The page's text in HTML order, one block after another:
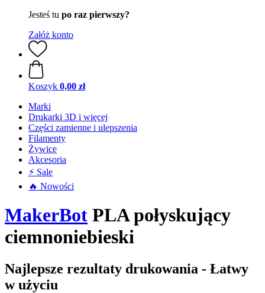
Jesteś tu po raz pierwszy?
Załóż konto
Koszyk 0,00 zł
Marki
Drukarki 3D i więcej
Części zamienne i ulepszenia
Filamenty
Żywice
Akcesoria
⚡ Sale
🔥 Nowości
MakerBot PLA połyskujący
ciemnoniebieski
Najlepsze rezultaty drukowania - Łatwy
w użyciu